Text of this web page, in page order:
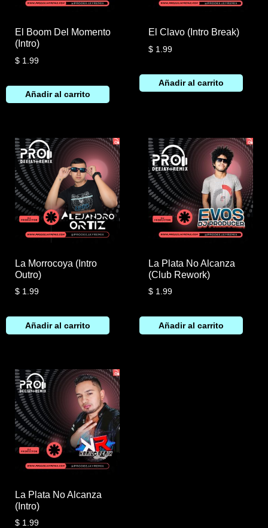
El Boom Del Momento
(Intro)
$ 1.99
Añadir al carrito
El Clavo (Intro Break)
$1.99
Añadir al carrito
La Morrocoya (Intro
Outro)
$ 1.99
Añadir al carrito
La Plata No Alcanza
(Club Rework)
$1.99
Añadir al carrito
La Plata No Alcanza
(Intro)
$ 1.99